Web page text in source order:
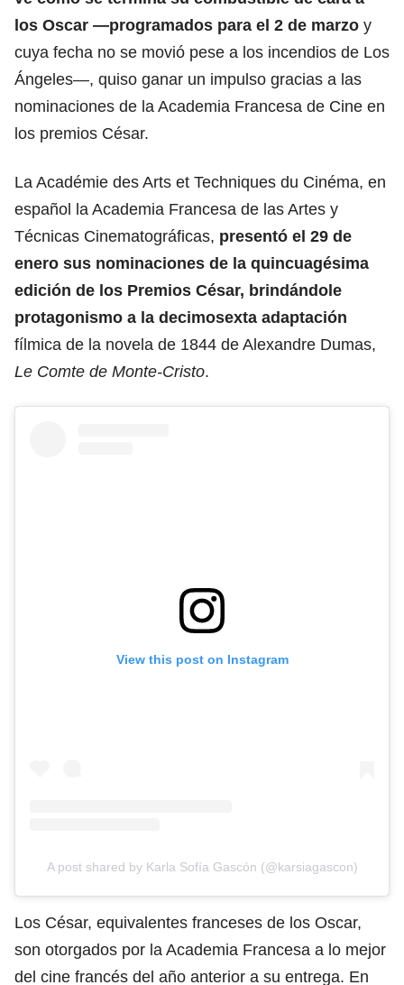
los Oscar —programados para el 2 de marzo y
cuya fecha no se movió pese a los incendios de Los
Ángeles—, quiso ganar un impulso gracias a las
nominaciones de la Academia Francesa de Cine en
los premios César.
La Académie des Arts et Techniques du Cinéma, en
español la Academia Francesa de las Artes y
Técnicas Cinematográficas, presentó el 29 de
enero sus nominaciones de la quincuagésima
edición de los Premios César, brindándole
protagonismo a la decimosexta adaptación
fílmica de la novela de 1844 de Alexandre Dumas,
Le Comte de Monte-Cristo.
View this post on Instagram
A post shared by Karla Sofía Gascón (@karsiagascon)
Los César, equivalentes franceses de los Oscar,
son otorgados por la Academia Francesa a lo mejor
del cine francés del año anterior a su entrega. En